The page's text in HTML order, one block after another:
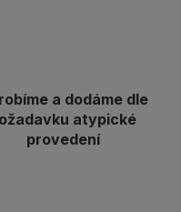
a dodáme dle
atypické
provedení